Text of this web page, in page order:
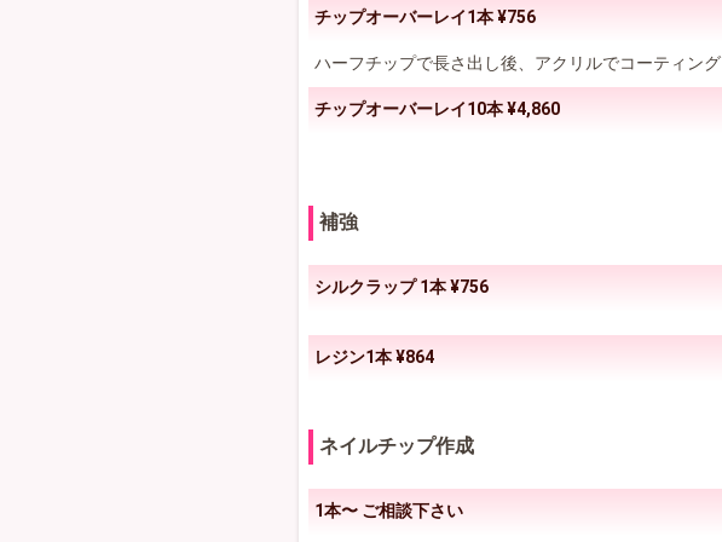
チップオーバーレイ1本 ¥756
ハーフチップで長さ出し後、アクリルでコーティング
チップオーバーレイ10本 ¥4,860
補強
シルクラップ 1本 ¥756
レジン1本 ¥864
ネイルチップ作成
1本〜 ご相談下さい